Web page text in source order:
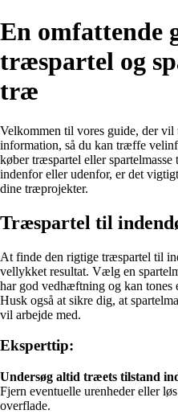
En omfattende
træspartel og
træ
Velkommen til vores guide, der vil
information, så du kan træffe
køber træspartel eller
indenfor eller udenfor, er det
dine træprojekter.
Træspartel til
At finde den rigtige træspartel til
vellykket resultat. Vælg en
har god vedhæftning og kan tones
Husk også at sikre dig, at
vil arbejde med.
Eksperttip:
Undersøg altid træets tilstand
Fjern eventuelle urenheder eller
overflade.